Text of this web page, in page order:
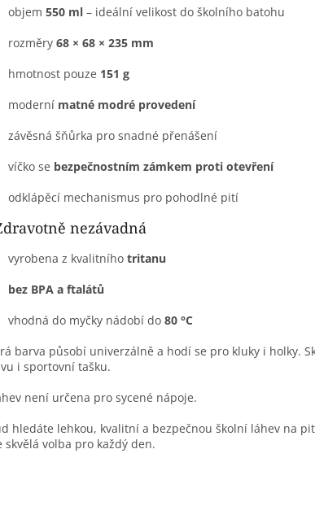
objem 550 ml – ideální velikost do školního batohu
rozměry 68 × 68 × 235 mm
hmotnost pouze 151 g
moderní matné modré provedení
závěsná šňůrka pro snadné přenášení
víčko se bezpečnostním zámkem proti otevření
odklápěcí mechanismus pro pohodlné pití
nezávadná
vyrobena z kvalitního tritanu
bez BPA a ftalátů
vhodná do myčky nádobí do 80 °C
barva působí univerzálně a hodí se pro kluky i holky.
i sportovní tašku.
není určena pro sycené nápoje.
hledáte lehkou, kvalitní a bezpečnou školní láhev na
skvělá volba pro každý den.